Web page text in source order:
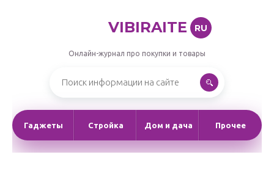
VIBIRAITE RU
Онлайн-журнал про покупки и товары
Гаджеты Стройка Дом и дача Прочее